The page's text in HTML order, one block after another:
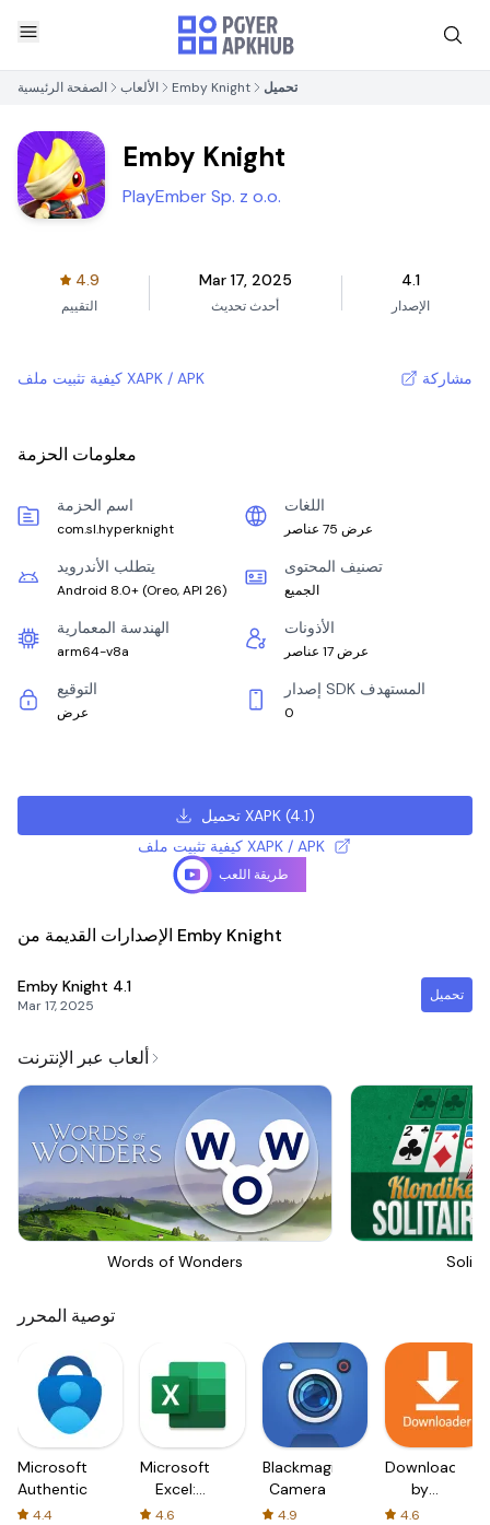
الصفحة الرئيسية الألعاب Emby Knight تحميل
Emby Knight
PlayEmber Sp. z o.o.
4.9
التقييم
Mar 17, 2025
أحدث تحديث
4.1
الإصدار
كيفية تثبيت ملف XAPK / APK مشاركة
معلومات الحزمة
اسم الحزمة
com.sl.hyperknight
اللغات
عرض 75 عناصر
يتطلب الأندرويد
Android 8.0+ (Oreo, API 26)
تصنيف المحتوى
الجميع
الهندسة المعمارية
arm64-v8a
الأذونات
عرض 17 عناصر
التوقيع
عرض
إصدار SDK المستهدف
0
تحميل XAPK(4.1)
كيفية تثبيت ملف XAPK / APK
طريقة اللعب
الإصدارات القديمة من Emby Knight
Emby Knight 4.1
Mar 17, 2025
تحميل
ألعاب عبر الإنترنت
Words of Wonders
توصية المحرر
Microsoft
Authenticator
4.4
Microsoft
Excel:
Spreadsheets
4.6
Blackmagic
Camera
4.9
Downloader
by
AFTVnews
4.6